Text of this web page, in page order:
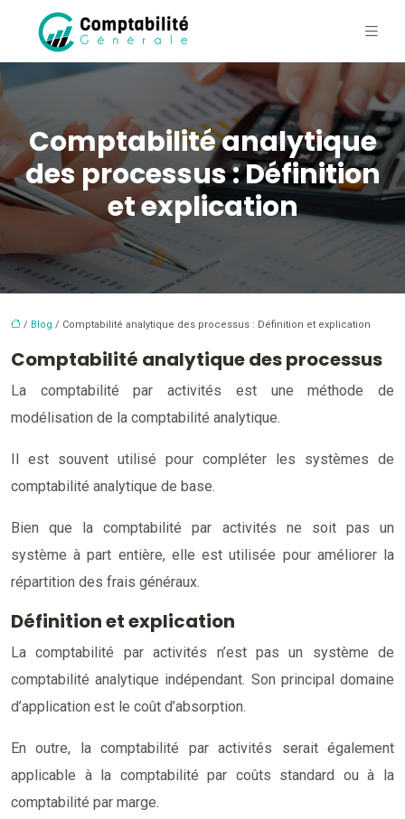
Comptabilité analytique
des processus : Définition
et explication
/ Blog / Comptabilité analytique des processus : Définition et explication
Comptabilité analytique des processus
La comptabilité par activités est une méthode de
modélisation de la comptabilité analytique.
Il est souvent utilisé pour compléter les systèmes de
comptabilité analytique de base.
Bien que la comptabilité par activités ne soit pas un
système à part entière, elle est utilisée pour améliorer la
répartition des frais généraux.
Définition et explication
La comptabilité par activités n’est pas un système de
comptabilité analytique indépendant. Son principal domaine
d’application est le coût d’absorption.
En outre, la comptabilité par activités serait également
applicable à la comptabilité par coûts standard ou à la
comptabilité par marge.